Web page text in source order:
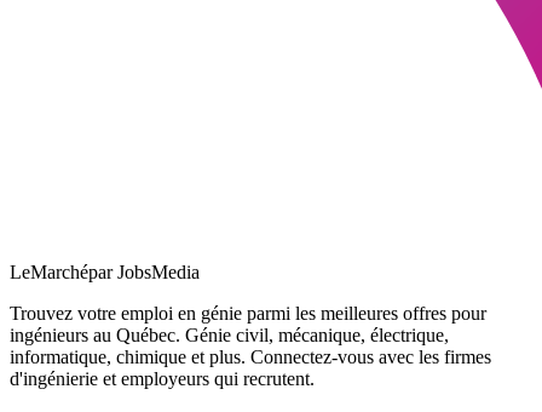
LeMarchépar JobsMedia
Trouvez votre emploi en génie parmi les meilleures offres pour
ingénieurs au Québec. Génie civil, mécanique, électrique,
informatique, chimique et plus. Connectez-vous avec les firmes
d'ingénierie et employeurs qui recrutent.